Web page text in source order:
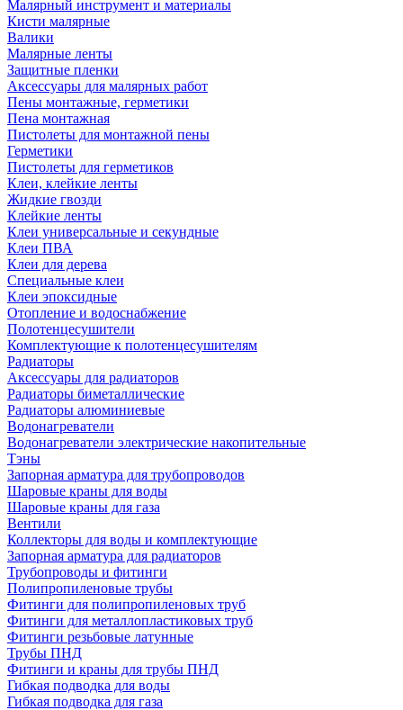
Малярный инструмент и материалы
Кисти малярные
Валики
Малярные ленты
Защитные пленки
Аксессуары для малярных работ
Пены монтажные, герметики
Пена монтажная
Пистолеты для монтажной пены
Герметики
Пистолеты для герметиков
Клеи, клейкие ленты
Жидкие гвозди
Клейкие ленты
Клеи универсальные и секундные
Клеи ПВА
Клеи для дерева
Специальные клеи
Клеи эпоксидные
Отопление и водоснабжение
Полотенцесушители
Комплектующие к полотенцесушителям
Радиаторы
Аксессуары для радиаторов
Радиаторы биметаллические
Радиаторы алюминиевые
Водонагреватели
Водонагреватели электрические накопительные
Тэны
Запорная арматура для трубопроводов
Шаровые краны для воды
Шаровые краны для газа
Вентили
Коллекторы для воды и комплектующие
Запорная арматура для радиаторов
Трубопроводы и фитинги
Полипропиленовые трубы
Фитинги для полипропиленовых труб
Фитинги для металлопластиковых труб
Фитинги резьбовые латунные
Трубы ПНД
Фитинги и краны для трубы ПНД
Гибкая подводка для воды
Гибкая подводка для газа